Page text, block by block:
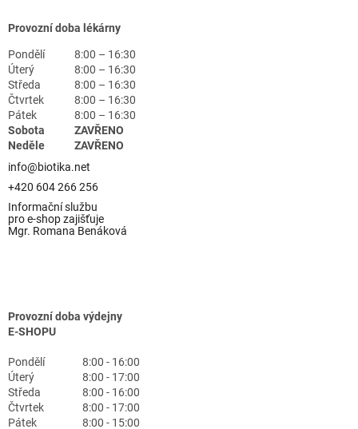
Provozní doba lékárny
Pondělí
8:00 – 16:30
Úterý
8:00 – 16:30
Středa
8:00 – 16:30
Čtvrtek
8:00 – 16:30
Pátek
8:00 – 16:30
Sobota
ZAVŘENO
Neděle
ZAVŘENO
info@biotika.net
+420 604 266 256
Informační službu
pro e-shop zajišťuje
Mgr. Romana Benáková
Provozní doba výdejny
E-SHOPU
Pondělí
8:00 - 16:00
Úterý
8:00 - 17:00
Středa
8:00 - 16:00
Čtvrtek
8:00 - 17:00
Pátek
8:00 - 15:00